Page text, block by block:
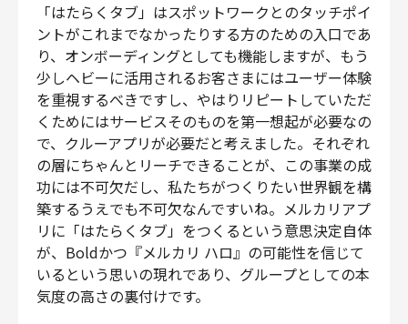
「はたらくタブ」はスポットワークとのタッチポイ
ントがこれまでなかったりする方のための入口であ
り、オンボーディングとしても機能しますが、もう
少しヘビーに活用されるお客さまにはユーザー体験
を重視するべきですし、やはりリピートしていただ
くためにはサービスそのものを第一想起が必要なの
で、クルーアプリが必要だと考えました。それぞれ
の層にちゃんとリーチできることが、この事業の成
功には不可欠だし、私たちがつくりたい世界観を構
築するうえでも不可欠なんですいね。メルカリアプ
リに「はたらくタブ」をつくるという意思決定自体
が、Boldかつ『メルカリ ハロ』の可能性を信じて
いるという思いの現れであり、グループとしての本
気度の高さの裏付けです。